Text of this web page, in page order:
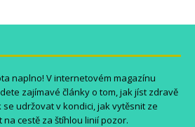
naplno! V internetovém magazínu
zajímavé články o tom, jak jíst zdravě
udržovat v kondici, jak vytěsnit ze
cestě za štíhlou linií pozor.